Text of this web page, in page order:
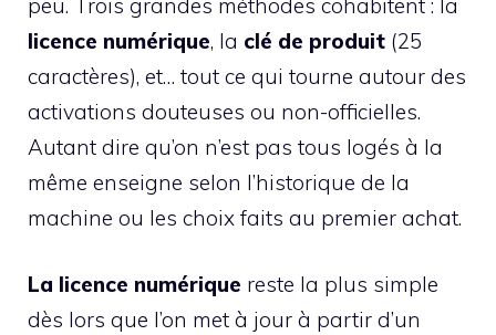
licence numérique, la clé de produit (25
caractères), et… tout ce qui tourne autour des
activations douteuses ou non-officielles.
Autant dire qu’on n’est pas tous logés à la
même enseigne selon l’historique de la
machine ou les choix faits au premier achat.
La licence numérique reste la plus simple
dès lors que l’on met à jour à partir d’un